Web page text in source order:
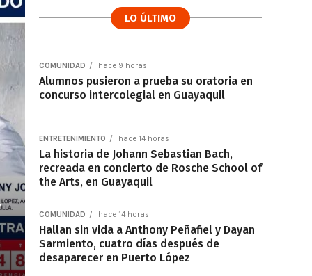
LO ÚLTIMO
COMUNIDAD hace 9 horas
Alumnos pusieron a prueba su oratoria en
concurso intercolegial en Guayaquil
ENTRETENIMIENTO hace 14 horas
La historia de Johann Sebastian Bach,
recreada en concierto de Rosche School of
the Arts, en Guayaquil
COMUNIDAD hace 14 horas
Hallan sin vida a Anthony Peñafiel y Dayan
Sarmiento, cuatro días después de
desaparecer en Puerto López